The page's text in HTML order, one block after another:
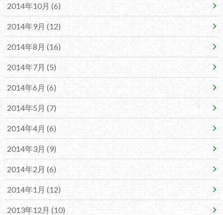
2014年10月 (6)
2014年9月 (12)
2014年8月 (16)
2014年7月 (5)
2014年6月 (6)
2014年5月 (7)
2014年4月 (6)
2014年3月 (9)
2014年2月 (6)
2014年1月 (12)
2013年12月 (10)